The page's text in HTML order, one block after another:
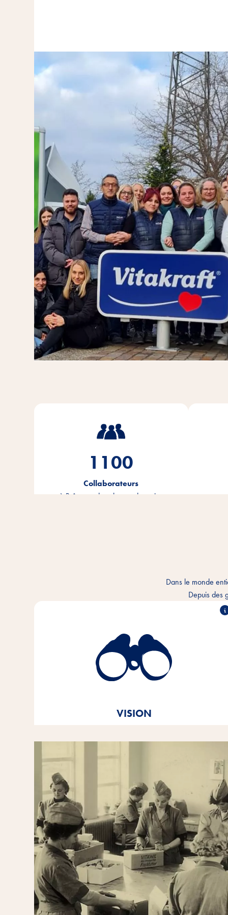
1100
Collaborateurs
à Brême et dans le monde entier
Dans le monde
Depuis des
VISION
l'animal et nous voulons améliorer chaque jour la
cohabitation. Dans chaque foyer pour animaux et
partout dans le monde.